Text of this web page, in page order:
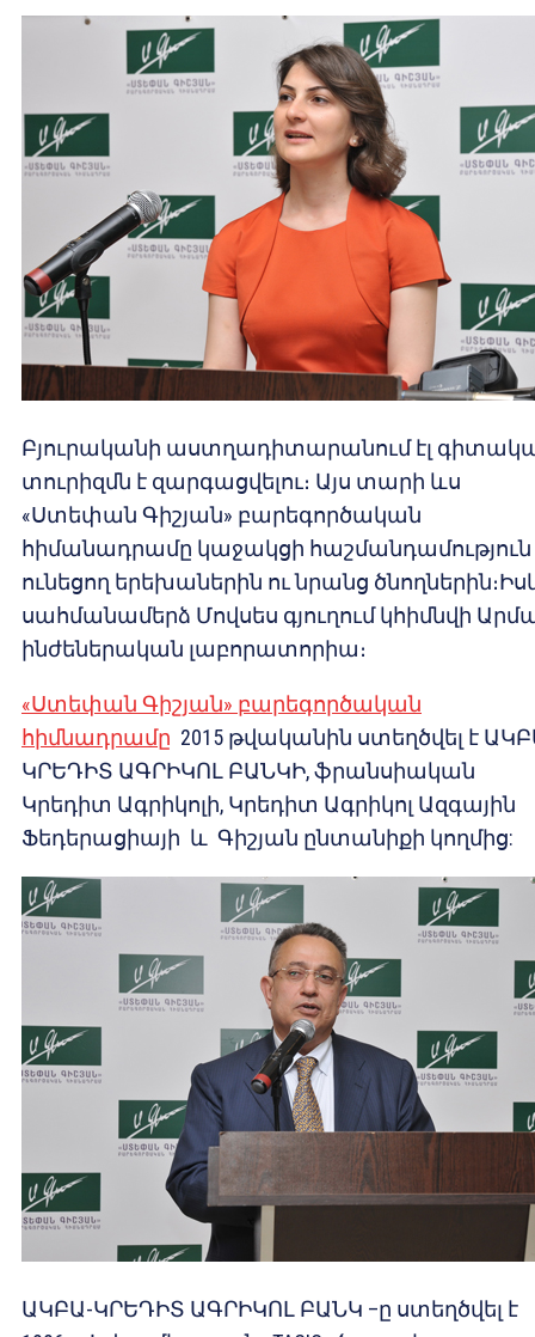
Բյուրականի աստղադիտարանում էլ
տուրիզմն է զարգացվելու։ Այս տարի ևս
«Ստեփան Գիշյան» բարեգործական
հիմանադրամը կաջակցի հաշմանդամություն
ունեցող երեխաներին ու նրանց
սահմանամերձ Մովսես գյուղում կհիմնվի
ինժեներական լաբորատորիա։
«Ստեփան Գիշյան» բարեգործական
հիմնադրամը 2015 թվականին ստեղծվել է
ԿՐԵԴԻՏ ԱԳՐԻԿՈԼ ԲԱՆԿԻ, ֆրանսիական
Կրեդիտ Ագրիկոլի, Կրեդիտ Ագրիկոլ Ազգային
Ֆեդերացիայի և Գիշյան ընտանիքի կողմից:
ԱԿԲԱ-ԿՐԵԴԻՏ ԱԳՐԻԿՈԼ ԲԱՆԿ –ը ստեղծվել է